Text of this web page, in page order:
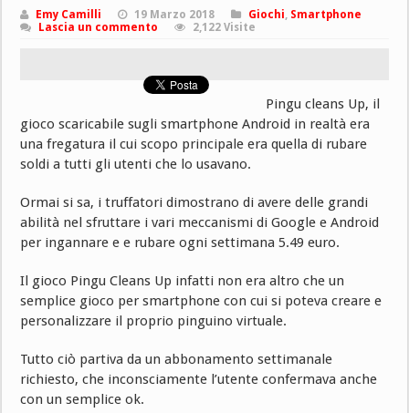
Emy Camilli 19 Marzo 2018 Giochi, Smartphone
Lascia un commento
2,122 Visite
Pingu cleans Up, il
gioco scaricabile sugli smartphone Android in realtà era
una fregatura il cui scopo principale era quella di rubare
soldi a tutti gli utenti che lo usavano.
Ormai si sa, i truffatori dimostrano di avere delle grandi
abilità nel sfruttare i vari meccanismi di Google e Android
per ingannare e e rubare ogni settimana 5.49 euro.
Il gioco Pingu Cleans Up infatti non era altro che un
semplice gioco per smartphone con cui si poteva creare e
personalizzare il proprio pinguino virtuale.
Tutto ciò partiva da un abbonamento settimanale
richiesto, che inconsciamente l’utente confermava anche
con un semplice ok.